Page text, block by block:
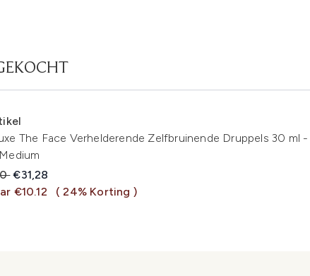
The Face Verhelderende Zelfbruinende Druppels 30 ml -
Retail Price:
Huidige prijs:
€31,28
€10.12
( 24% Korting )